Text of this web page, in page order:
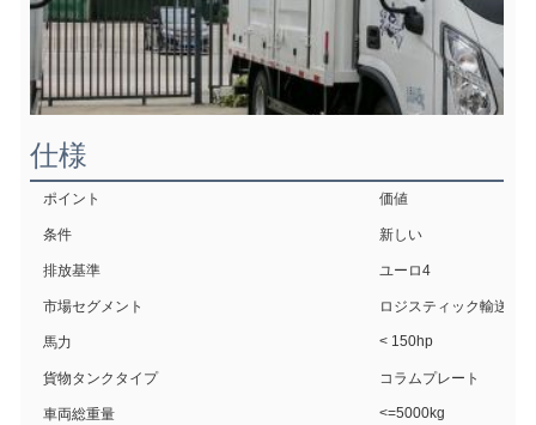
仕様
ポイント 価値
条件 新しい
排放基準 ユーロ4
市場セグメント ロジスティック輸送
馬力 < 150hp
貨物タンクタイプ コラムプレート
車両総重量 <=5000kg